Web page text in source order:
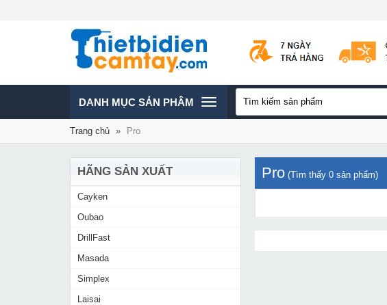
TOGGLE
NAVIGATION
DANH MỤC SẢN PHÂM
Trang chủ » Pro
Pro (Tìm thấy 0 sản phẩm)
HÃNG SẢN XUẤT
Cayken
Oubao
DrillFast
Masada
Simplex
Laisai